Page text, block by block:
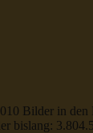
Bilder in den
bislang: